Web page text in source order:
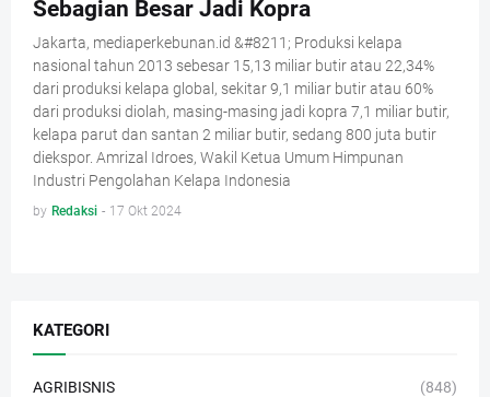
Sebagian Besar Jadi Kopra
Jakarta, mediaperkebunan.id &#8211; Produksi kelapa
nasional tahun 2013 sebesar 15,13 miliar butir atau 22,34%
dari produksi kelapa global, sekitar 9,1 miliar butir atau 60%
dari produksi diolah, masing-masing jadi kopra 7,1 miliar butir,
kelapa parut dan santan 2 miliar butir, sedang 800 juta butir
diekspor. Amrizal Idroes, Wakil Ketua Umum Himpunan
Industri Pengolahan Kelapa Indonesia
by Redaksi - 17 Okt 2024
KATEGORI
AGRIBISNIS (848)